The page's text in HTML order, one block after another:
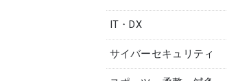
IT・DX
サイバーセキュリティ